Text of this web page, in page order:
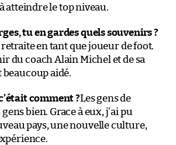
atteindre le top niveau.
tu en gardes quels souvenirs ?
retraite en tant que joueur de foot.
du coach Alain Michel et de sa
beaucoup aidé.
comment ?Les gens de
bien. Grace à eux, j’ai pu
pays, une nouvelle culture,